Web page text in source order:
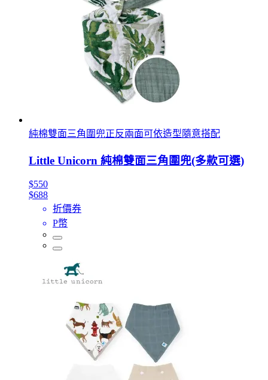
純棉雙面三角圍兜正反兩面可依造型隨意搭配
Little Unicorn 純棉雙面三角圍兜(多款可選)
$550
$688
折價券
P幣